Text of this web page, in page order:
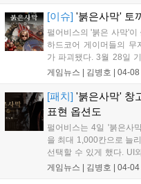
[이슈] '붉은사막' 토
펄어비스의 '붉은 사막'
하드코어 게이머들의 무
가 파괴됐다. 3월 28일
일부 유저는 305시간을
게임뉴스 | 김병호 04-08
[패치] '붉은사막' 창
표현 옵션도
펄어비스는 4일 '붉은사
을 최대 1,000칸으로 늘
선택할 수 있게 했다. UI
기 숨기기 기능도 추가될
게임뉴스 | 김병호 04-04